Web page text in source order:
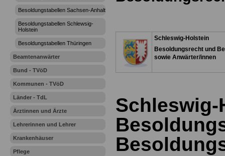
Besoldungstabellen Sachsen-Anhalt
Besoldungstabellen Schlewsig-
Holstein
Besoldungstabellen Thüringen
Beamtenanwärter
Bund - TVöD
Kommunen - TVöD
Länder - TdL
Ärztinnen und Ärzte
Lehrerinnen und Lehrer
Krankenhäuser
Pflege
Schleswig-Holstein
Besoldungsrecht und
sowie Anwärter/innen
Schleswig-